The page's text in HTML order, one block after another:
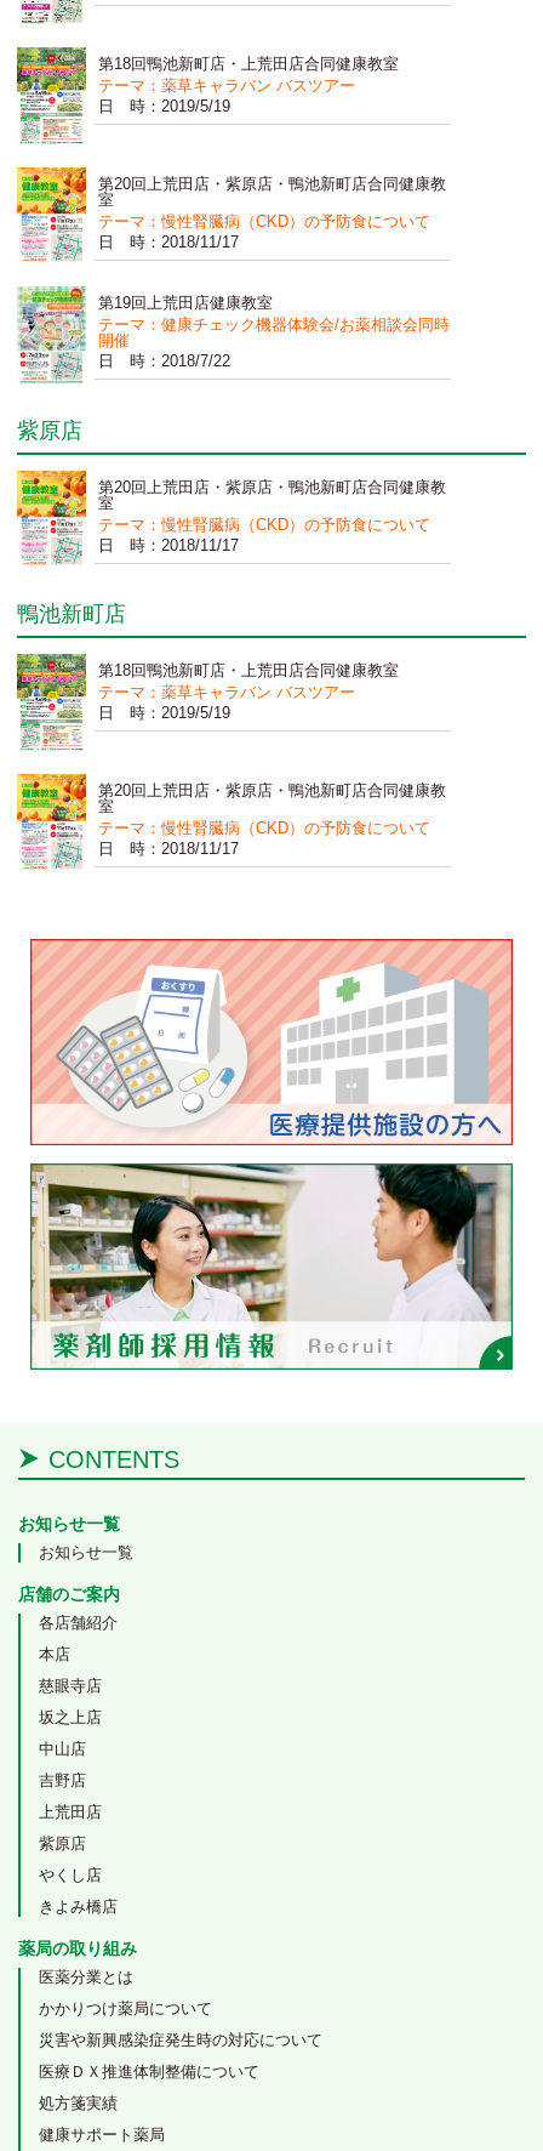
第18回鴨池新町店・上荒田店合同健康教室
テーマ：薬草キャラバン バスツアー
日 時：2019/5/19
第20回上荒田店・紫原店・鴨池新町店合同健康教
室
テーマ：慢性腎臓病（CKD）の予防食について
日 時：2018/11/17
第19回上荒田店健康教室
テーマ：健康チェック機器体験会/お薬相談会同時
開催
日 時：2018/7/22
紫原店
第20回上荒田店・紫原店・鴨池新町店合同健康教
室
テーマ：慢性腎臓病（CKD）の予防食について
日 時：2018/11/17
鴨池新町店
第18回鴨池新町店・上荒田店合同健康教室
テーマ：薬草キャラバン バスツアー
日 時：2019/5/19
第20回上荒田店・紫原店・鴨池新町店合同健康教
室
テーマ：慢性腎臓病（CKD）の予防食について
日 時：2018/11/17
CONTENTS
お知らせ一覧
お知らせ一覧
店舗のご案内
各店舗紹介
本店
慈眼寺店
坂之上店
中山店
吉野店
上荒田店
紫原店
やくし店
きよみ橋店
薬局の取り組み
医薬分業とは
かかりつけ薬局について
災害や新興感染症発生時の対応について
医療ＤＸ推進体制整備について
処方箋実績
健康サポート薬局